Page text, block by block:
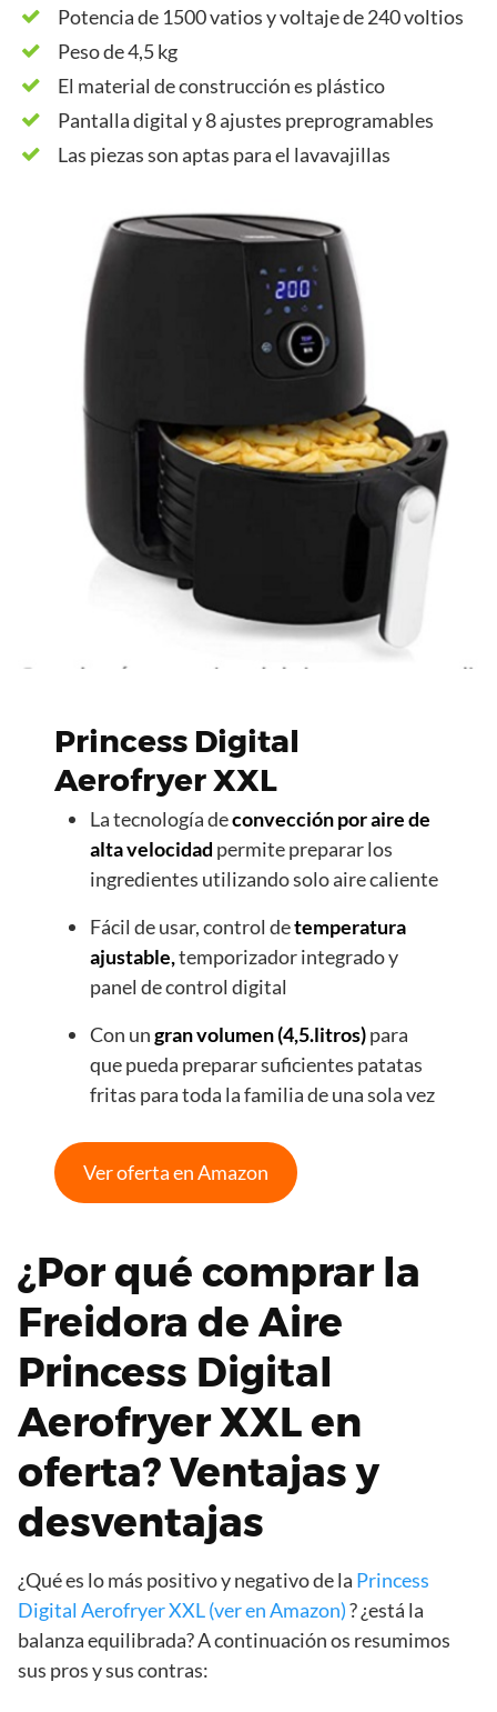
Potencia de 1500 vatios y voltaje de 240 voltios
Peso de 4,5 kg
El material de construcción es plástico
Pantalla digital y 8 ajustes preprogramables
Las piezas son aptas para el lavavajillas
Princess Digital
Aerofryer XXL
La tecnología deconvección por aire de
alta velocidad permite preparar los
ingredientes utilizando solo aire caliente
Fácil de usar, control detemperatura
ajustable,temporizador integrado y
panel de control digital
Con ungran volumen (4,5.litros)para
que pueda preparar suficientes patatas
fritas para toda la familia de una sola vez
Ver oferta en Amazon
¿Por qué comprar la
Freidora de Aire
Princess Digital
Aerofryer XXL en
oferta? Ventajas y
desventajas
¿Qué es lo más positivo y negativo de la Princess
Digital Aerofryer XXL (ver en Amazon)? ¿está la
balanza equilibrada? A continuación os resumimos
sus pros y sus contras: